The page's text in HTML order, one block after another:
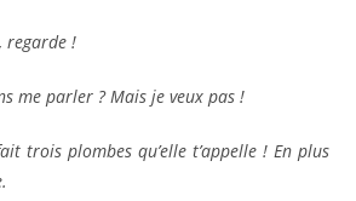
regarde !
me parler ? Mais je veux pas !
trois plombes qu’elle t’appelle ! En plus